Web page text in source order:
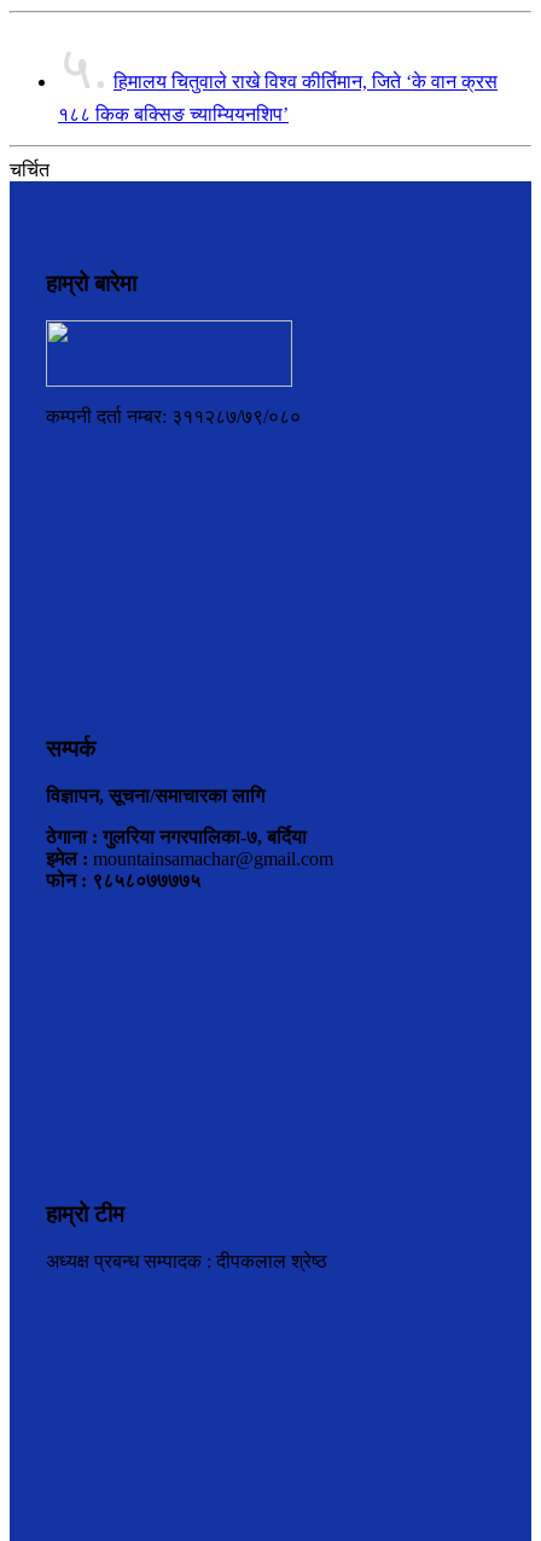
५. हिमालय चितुवाले राखे विश्व कीर्तिमान, जिते ‘के वान क्रस
१८८ किक बक्सिङ च्याम्यियनशिप’
चर्चित
हाम्रो बारेमा
कम्पनी दर्ता नम्बर: ३११२८७/७९/०८०
सम्पर्क
विज्ञापन, सूचना/समाचारका लागि
ठेगाना : गुलरिया नगरपालिका-७, बर्दिया
इमेल : mountainsamachar@gmail.com
फोन : ९८५८०७७७७५
हाम्रो टीम
अध्यक्ष प्रबन्ध सम्पादक : दीपकलाल श्रेष्ठ